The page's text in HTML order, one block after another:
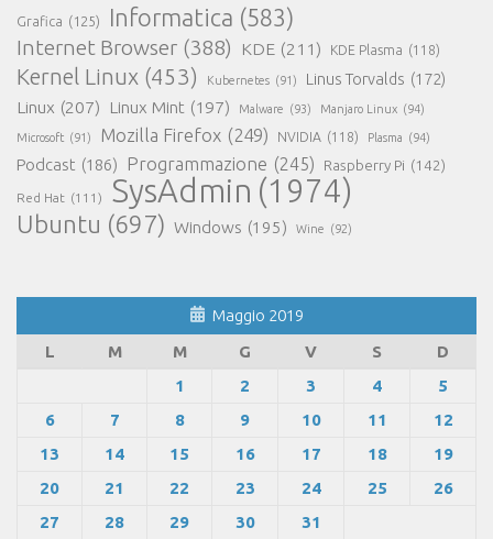
Grafica (125) Informatica (583)
Internet Browser (388) KDE (211) KDE Plasma (118)
Kernel Linux (453) Kubernetes (91) Linus Torvalds (172)
Linux (207) Linux Mint (197) Malware (93) Manjaro Linux (94)
Microsoft (91) Mozilla Firefox (249) NVIDIA (118) Plasma (94)
Podcast (186) Programmazione (245) Raspberry Pi (142)
Red Hat (111) SysAdmin (1974)
Ubuntu (697) Windows (195) Wine (92)
Maggio 2019
L
M M G V S
D
1
2 3 4
5
6
7 8 9 10 11
12
13
14 15 16 17 18
19
20
21 22 23 24 25
26
27
28 29 30
31